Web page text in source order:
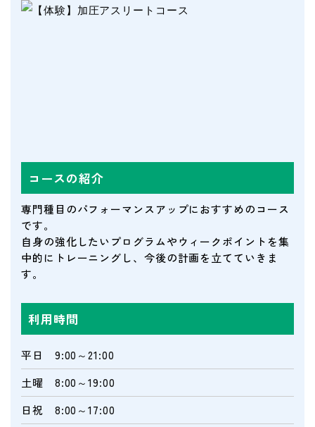
コースの紹介
専門種目のパフォーマンスアップにおすすめのコース
です。
自身の強化したいプログラムやウィークポイントを集
中的にトレーニングし、今後の計画を立てていきま
す。
利用時間
平日 9:00～21:00
土曜 8:00～19:00
日祝 8:00～17:00